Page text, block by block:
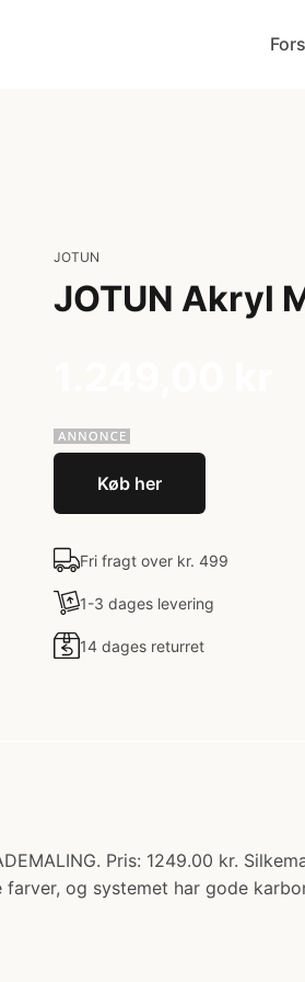
JOTUN
JOTUN Akryl
Køb her
Fri fragt over kr. 499
1-3 dages levering
14 dages returret
Pris: 1249.00 kr.
og systemet har gode